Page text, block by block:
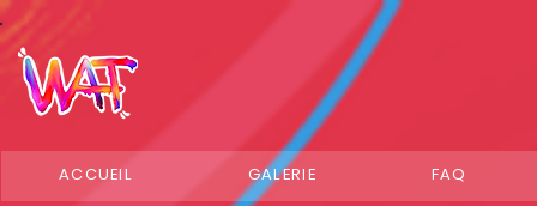
ACCUEIL GALERIE FAQ